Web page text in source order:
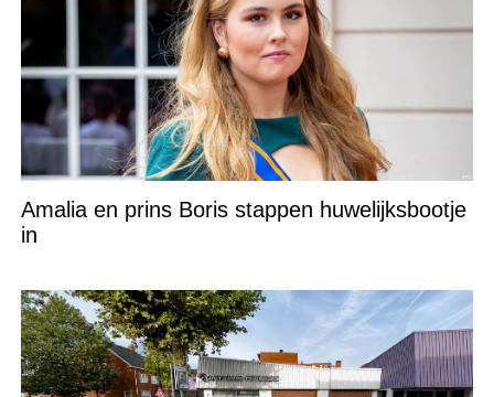
Amalia en prins Boris stappen huwelijksbootje
in